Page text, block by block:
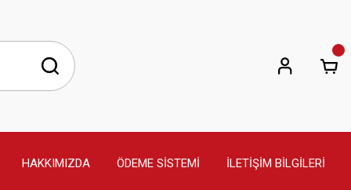
HAKKIMIZDA ÖDEME SİSTEMİ İLETİŞİM BİLGİLERİ